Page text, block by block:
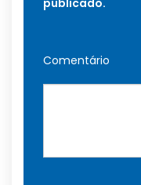
publicado.
Comentário